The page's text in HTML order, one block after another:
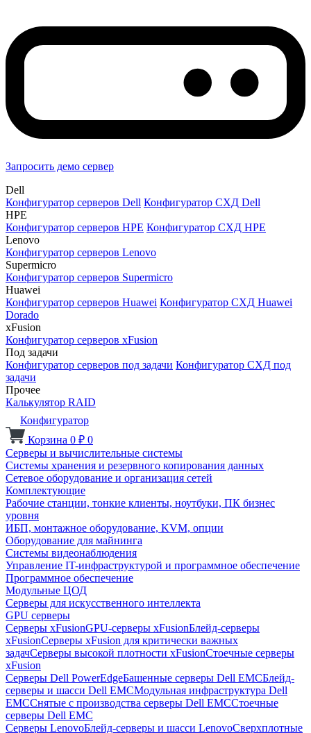
Запросить демо сервер
Dell
Конфигуратор серверов Dell Конфигуратор СХД Dell
HPE
Конфигуратор серверов HPE Конфигуратор СХД HPE
Lenovo
Конфигуратор серверов Lenovo
Supermicro
Конфигуратор серверов Supermicro
Huawei
Конфигуратор серверов Huawei Конфигуратор СХД Huawei
Dorado
xFusion
Конфигуратор серверов xFusion
Под задачи
Конфигуратор серверов под задачи Конфигуратор СХД под
задачи
Прочее
Калькулятор RAID
Конфигуратор
Корзина 0 ₽ 0
Серверы и вычислительные системы
Системы хранения и резервного копирования данных
Сетевое оборудование и организация сетей
Комплектующие
Рабочие станции, тонкие клиенты, ноутбуки, ПК бизнес
уровня
ИБП, монтажное оборудование, KVM, опции
Оборудование для майнинга
Системы видеонаблюдения
Управление IT-инфраструктурой и программное обеспечение
Программное обеспечение
Модульные ЦОД
Серверы для искусственного интеллекта
GPU серверы
Серверы xFusionGPU-серверы xFusionБлейд-серверы
xFusionСерверы xFusion для критически важных
задачСерверы высокой плотности xFusionСтоечные серверы
xFusion
Серверы Dell PowerEdgeБашенные серверы Dell EMCБлейд-
серверы и шасси Dell EMCМодульная инфраструктура Dell
EMCСнятые с производства серверы Dell EMCСтоечные
серверы Dell EMC
Серверы LenovoБлейд-серверы и шасси LenovoСверхплотные